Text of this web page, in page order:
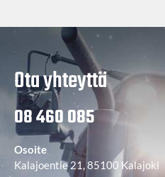
Ota yhteyttä
08 460 085
Osoite
Kalajoentie 21, 85100 Kalajoki